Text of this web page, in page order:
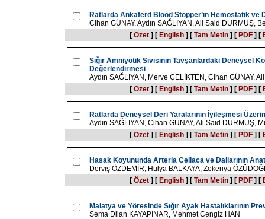
Ratlarda Ankaferd Blood Stopper’ın Hemostatik
Cihan GÜNAY, Aydın SAĞLIYAN, Ali Said DURMUŞ,
[ Özet ] [ English ] [ Tam Metin ] [ PDF ] [
Sığır Amniyotik Sıvısının Tavşanlardaki
Değerlendirmesi
Aydın SAĞLIYAN, Merve ÇELİKTEN, Cihan GÜNAY,
[ Özet ] [ English ] [ Tam Metin ] [ PDF ] [
Ratlarda Deneysel Deri Yaralarının İyileşmesi
Aydın SAĞLIYAN, Cihan GÜNAY, Ali Said DURMUŞ,
[ Özet ] [ English ] [ Tam Metin ] [ PDF ] [
Hasak Koyununda Arteria Celiaca ve Dallarının
Derviş ÖZDEMİR, Hülya BALKAYA, Zekeriya
[ Özet ] [ English ] [ Tam Metin ] [ PDF ] [
Malatya ve Yöresinde Sığır Ayak Hastalıklarının
Sema Dilan KAYAPINAR, Mehmet Cengiz HAN